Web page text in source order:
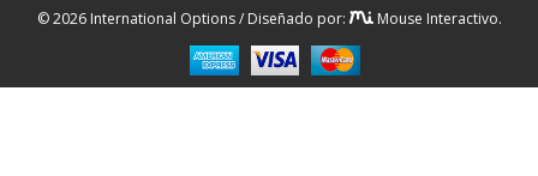
© 2026 International Options / Diseñado por: Mouse Interactivo.